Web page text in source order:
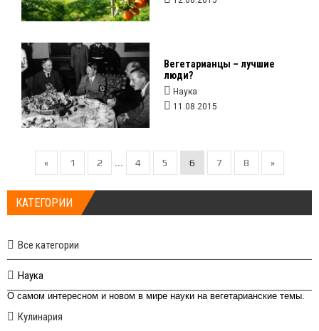
Вегетарианцы – лучшие
люди?
Наука
11.08.2015
« 1 2 ... 4 5 6 7 8 »
КАТЕГОРИИ
Все категории
Наука
О самом интересном и новом в мире науки на вегетарианские темы.
Кулинария